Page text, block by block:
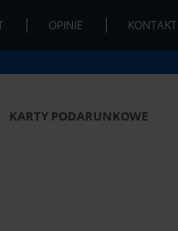
OPINIE KONTAKT
KARTY PODARUNKOWE